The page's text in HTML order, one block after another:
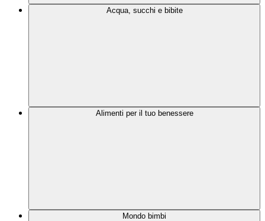
Acqua, succhi e bibite
Alimenti per il tuo benessere
Mondo bimbi